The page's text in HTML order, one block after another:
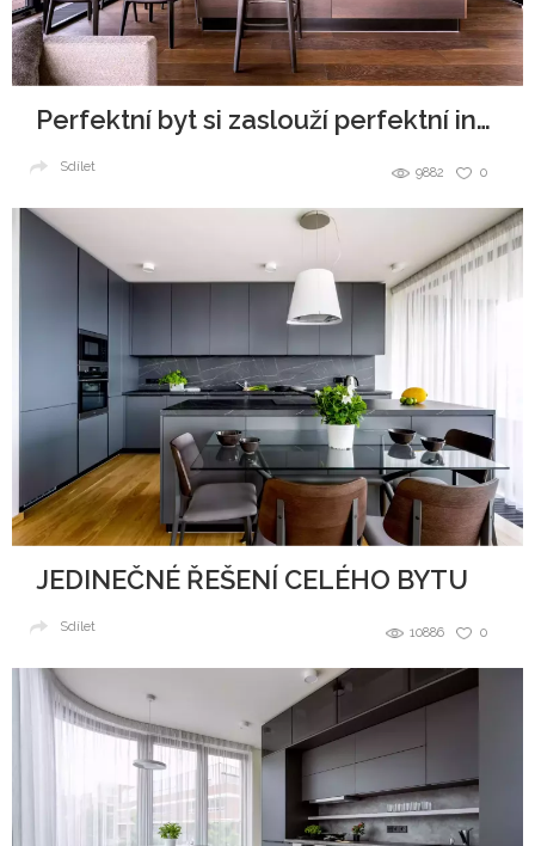
Perfektní byt si zaslouží perfektní interiér
0
9882
Sdílet
JEDINEČNÉ ŘEŠENÍ CELÉHO BYTU
0
10886
Sdílet